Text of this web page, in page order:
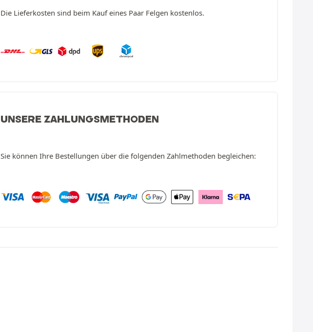
Die Lieferkosten sind beim Kauf eines Paar Felgen kostenlos.
UNSERE ZAHLUNGSMETHODEN
Sie können Ihre Bestellungen über die folgenden Zahlmethoden begleichen: